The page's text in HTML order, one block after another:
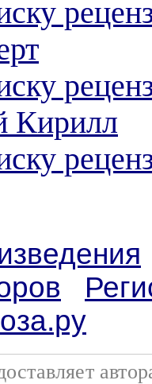
Кирилл